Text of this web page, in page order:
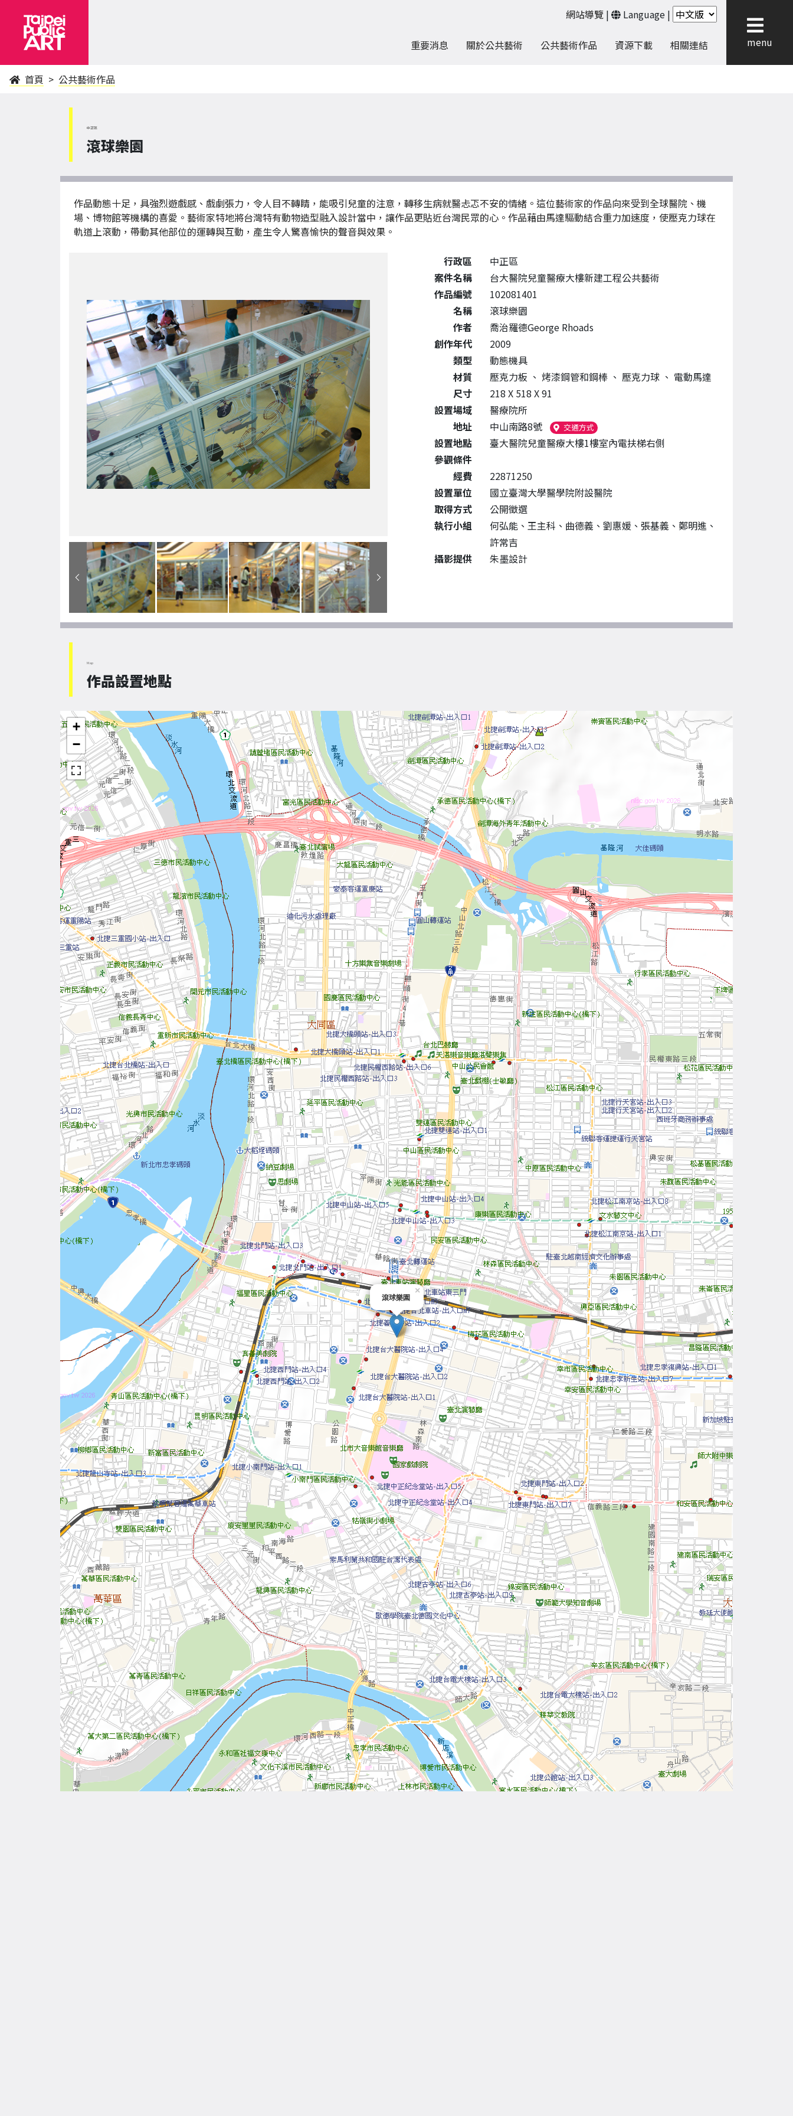
網站導覽 | Language |
重要消息 關於公共藝術 公共藝術作品 資源下載 相關連結 menu
首頁 公共藝術作品
中正區
滾球樂園
作品動態十足，具強烈遊戲感、戲劇張力，令人目不轉睛，能吸引兒童的注意，轉移生病就醫忐忑不安的情緒。這位藝術家的作品向來受到全球醫院、機
場、博物館等機構的喜愛。藝術家特地將台灣特有動物造型融入設計當中，讓作品更貼近台灣民眾的心。作品藉由馬達驅動結合重力加速度，使壓克力球在
軌道上滾動，帶動其他部位的運轉與互動，產生令人驚喜愉快的聲音與效果。
公共藝術作品詳細資料
行政區
中正區
案件名稱
台大醫院兒童醫療大樓新建工程公共藝術
作品編號
102081401
名稱
滾球樂園
作者
喬治羅德George Rhoads
創作年代
2009
類型
動態機具
材質
壓克力板 、 烤漆鋼管和鋼棒 、 壓克力球 、 電動馬達
尺寸
218 X 518 X 91
設置場域
醫療院所
地址
中山南路8號 交通方式（另開新視窗）
設置地點
臺大醫院兒童醫療大樓1樓室內電扶梯右側
參觀條件
經費
22871250
設置單位
國立臺灣大學醫學院附設醫院
取得方式
公開徵選
執行小組
何弘能、王主科、曲德義、劉惠媛、張基義、鄭明進、
許常吉
攝影提供
朱墨設計
Map
作品設置地點
滾球樂園
×
+
−